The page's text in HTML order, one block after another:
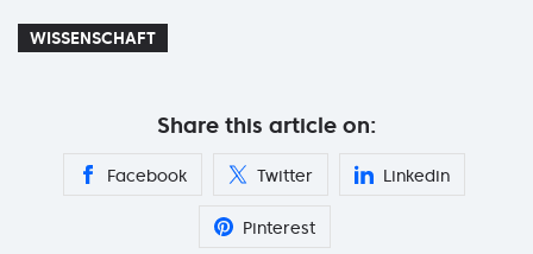
WISSENSCHAFT
Share this article on:
Facebook Twitter Linkedin
Pinterest